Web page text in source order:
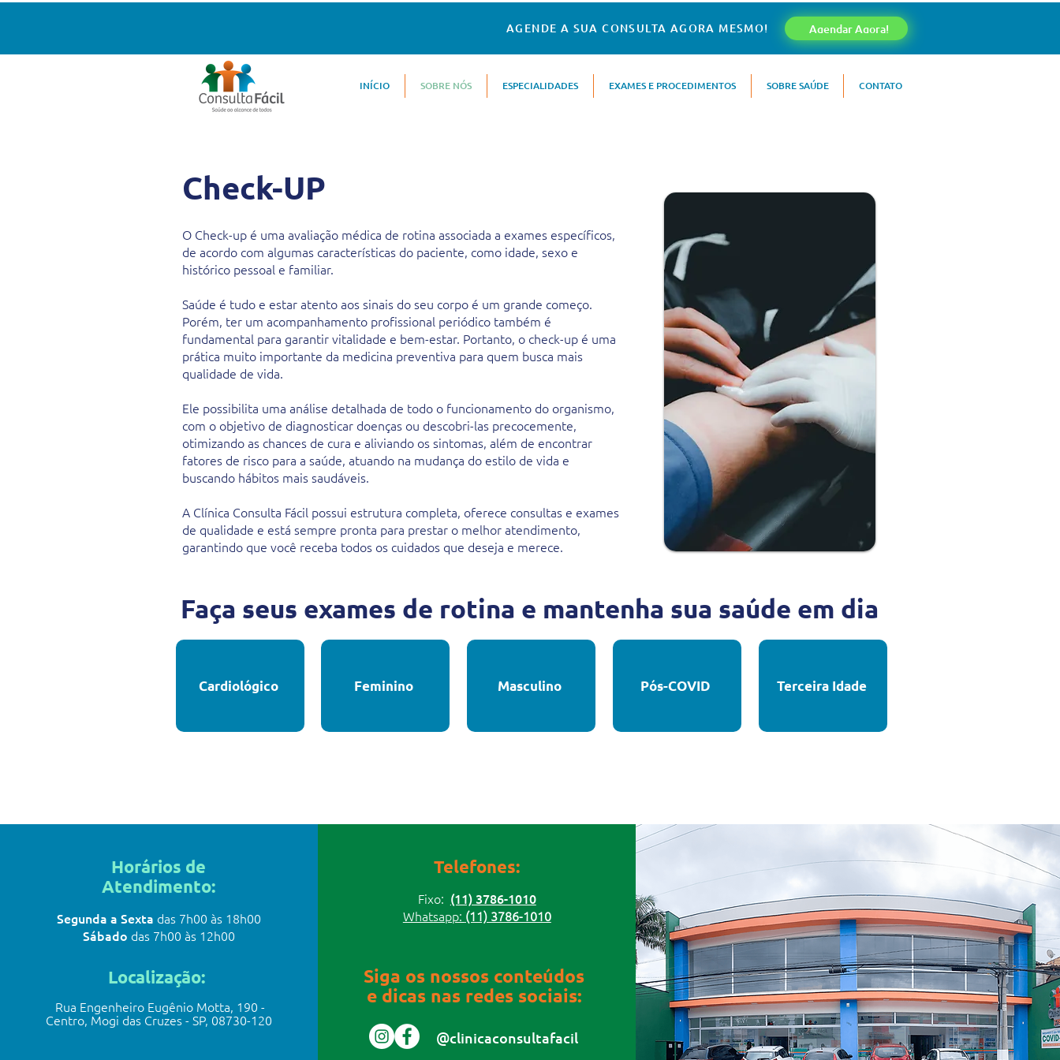
AGENDE A SUA CONSULTA AGORA MESMO! Agendar Agora!
INÍCIO SOBRE NÓS ESPECIALIDADES EXAMES E PROCEDIMENTOS SOBRE SAÚDE CONTATO
Check-UP
O Check-up é uma avaliação médica de rotina associada a exames específicos,
de acordo com algumas características do paciente, como idade, sexo e
histórico pessoal e familiar.
Saúde é tudo e estar atento aos sinais do seu corpo é um grande começo.
Porém, ter um acompanhamento profissional periódico também é
fundamental para garantir vitalidade e bem-estar. Portanto, o check-up é uma
prática muito importante da medicina preventiva para quem busca mais
qualidade de vida.
Ele possibilita uma análise detalhada de todo o funcionamento do organismo,
com o objetivo de diagnosticar doenças ou descobri-las precocemente,
otimizando as chances de cura e aliviando os sintomas, além de encontrar
fatores de risco para a saúde, atuando na mudança do estilo de vida e
buscando hábitos mais saudáveis.
A Clínica Consulta Fácil possui estrutura completa, oferece consultas e exames
de qualidade e está sempre pronta para prestar o melhor atendimento,
garantindo que você receba todos os cuidados que deseja e merece.
Faça seus exames de rotina e mantenha sua saúde em dia
Cardiológico Feminino Masculino Pós-COVID Terceira Idade
Horários de
Atendimento:
Segunda a Sexta das 7h00 às 18h00
Sábado das 7h00 às 12h00
Localização:
Rua Engenheiro Eugênio Motta, 190 -
Centro, Mogi das Cruzes - SP, 08730-120
Telefones:
Fixo: (11) 3786-1010
Whatsapp: (11) 3786-1010
Siga os nossos conteúdos
e dicas nas redes sociais:
@clinicaconsultafacil